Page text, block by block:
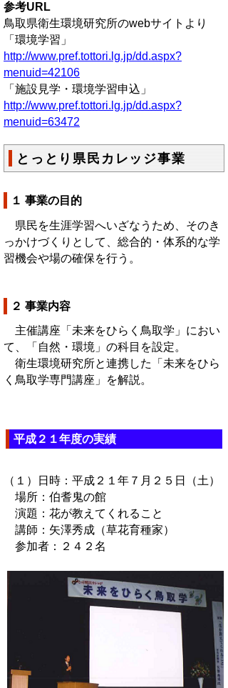
参考URL
鳥取県衛生環境研究所のwebサイトより
「環境学習」
http://www.pref.tottori.lg.jp/dd.aspx?
menuid=42106
「施設見学・環境学習申込」
http://www.pref.tottori.lg.jp/dd.aspx?
menuid=63472
とっとり県民カレッジ事業
１ 事業の目的
県民を生涯学習へいざなうため、そのき
っかけづくりとして、総合的・体系的な学
習機会や場の確保を行う。
２ 事業内容
主催講座「未来をひらく鳥取学」におい
て、「自然・環境」の科目を設定。
衛生環境研究所と連携した「未来をひら
く鳥取学専門講座」を解説。
平成２１年度の実績
（１）日時：平成２１年７月２５日（土）
場所：伯耆鬼の館
演題：花が教えてくれること
講師：矢澤秀成（草花育種家）
参加者：２４２名